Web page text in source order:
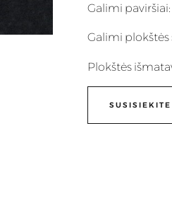
Galimi
Galimi plokštės
Plokštės